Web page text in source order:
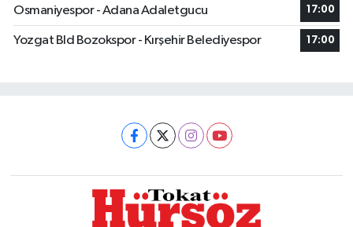
Osmaniyespor - Adana Adaletgucu 17:00
Yozgat Bld Bozokspor - Kırşehir Belediyespor 17:00